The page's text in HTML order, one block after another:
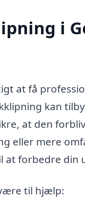
i
at få
kan
at den
eller mere
forbedre din
til hjælp: